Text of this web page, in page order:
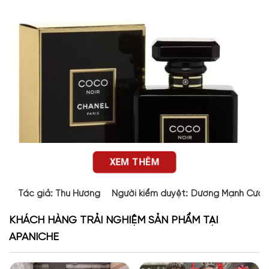
XEM THÊM
Tác giả: Thu Hương Người kiểm duyệt: Dương Mạnh
KHÁCH HÀNG TRẢI NGHIỆM SẢN PHẨM TẠI
APANICHE